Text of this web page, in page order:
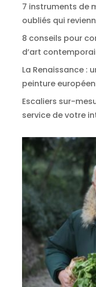
7 instruments de
oubliés qui
8 conseils pour
d’art
La Renaissance :
peinture
Escaliers sur-
service de votre